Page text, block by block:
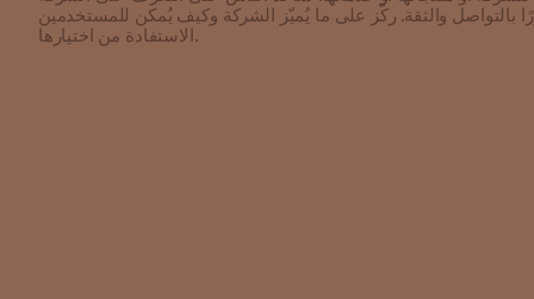
بالتواصل والثقة. ركّز على ما يُميّز الشركة وكيف يُمكن للمستخدمين
الاستفادة من اختيارها.